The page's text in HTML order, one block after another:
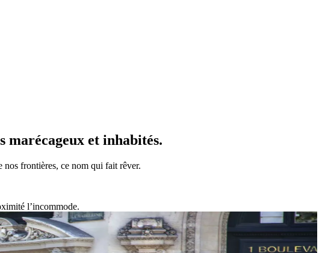
marécageux et inhabités.
nos frontières, ce nom qui fait rêver.
l’incommode.